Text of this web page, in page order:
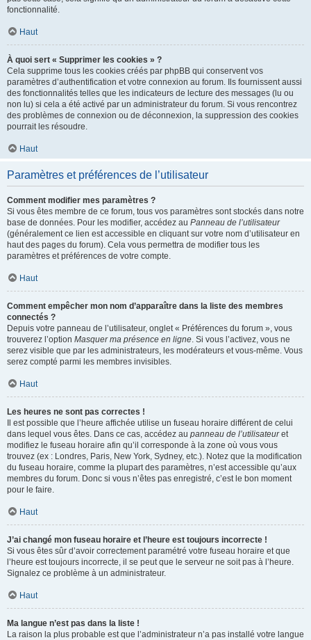
fonctionnalité.
Haut
À quoi sert « Supprimer les cookies » ?
Cela supprime tous les cookies créés par phpBB qui conservent vos
paramètres d’authentification et votre connexion au forum. Ils fournissent aussi
des fonctionnalités telles que les indicateurs de lecture des messages (lu ou
non lu) si cela a été activé par un administrateur du forum. Si vous rencontrez
des problèmes de connexion ou de déconnexion, la suppression des cookies
pourrait les résoudre.
Haut
Paramètres et préférences de l’utilisateur
Comment modifier mes paramètres ?
Si vous êtes membre de ce forum, tous vos paramètres sont stockés dans notre
base de données. Pour les modifier, accédez au Panneau de l’utilisateur
(généralement ce lien est accessible en cliquant sur votre nom d’utilisateur en
haut des pages du forum). Cela vous permettra de modifier tous les
paramètres et préférences de votre compte.
Haut
Comment empêcher mon nom d’apparaître dans la liste des membres
connectés ?
Depuis votre panneau de l’utilisateur, onglet « Préférences du forum », vous
trouverez l’option Masquer ma présence en ligne. Si vous l’activez, vous ne
serez visible que par les administrateurs, les modérateurs et vous-même. Vous
serez compté parmi les membres invisibles.
Haut
Les heures ne sont pas correctes !
Il est possible que l’heure affichée utilise un fuseau horaire différent de celui
dans lequel vous êtes. Dans ce cas, accédez au panneau de l’utilisateuret
modifiez le fuseau horaire afin qu’il corresponde à la zone où vous vous
trouvez (ex : Londres, Paris, New York, Sydney, etc.). Notez que la modification
du fuseau horaire, comme la plupart des paramètres, n’est accessible qu’aux
membres du forum. Donc si vous n’êtes pas enregistré, c’est le bon moment
pour le faire.
Haut
J’ai changé mon fuseau horaire et l’heure est toujours incorrecte !
Si vous êtes sûr d’avoir correctement paramétré votre fuseau horaire et que
l’heure est toujours incorrecte, il se peut que le serveur ne soit pas à l’heure.
Signalez ce problème à un administrateur.
Haut
Ma langue n’est pas dans la liste !
La raison la plus probable est que l’administrateur n’a pas installé votre langue